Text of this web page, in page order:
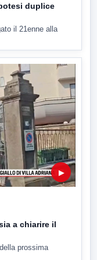
duplice
il 21enne alla
▶
a chiarire il
prossima